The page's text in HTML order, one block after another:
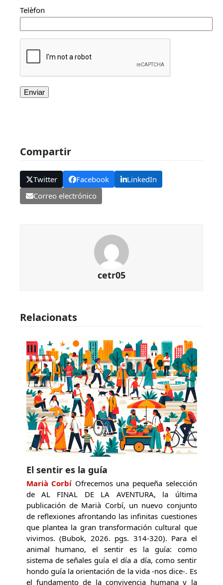
Telèfon
Compartir
Twitter Facebook
LinkedIn
Correo electrónico
cetr05
Relacionats
El sentir es la guía
Marià Corbí Ofrecemos una pequeña selección
de AL FINAL DE LA AVENTURA, la última
publicación de Marià Corbí, un nuevo conjunto
de reflexiones afrontando las infinitas cuestiones
que plantea la gran transformación cultural que
vivimos. (Bubok, 2026. pgs. 314-320). Para el
animal humano, el sentir es la guía: como
sistema de señales guía el día a día, como sentir
hondo guía la orientación de la vida -nos dice-. Es
el fundamento de la convivencia humana y la